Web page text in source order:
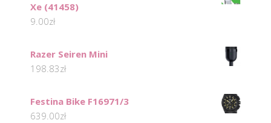
Xe (41458)
9.00zł
Razer Seiren Mini
198.83zł
Festina Bike F16971/3
639.00zł